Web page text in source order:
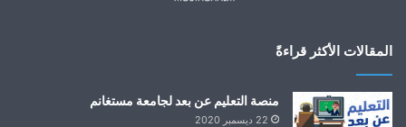
المقالات الأكثر قراءةً
منصة التعليم عن بعد لجامعة مستغانم
22 ديسمبر 2020